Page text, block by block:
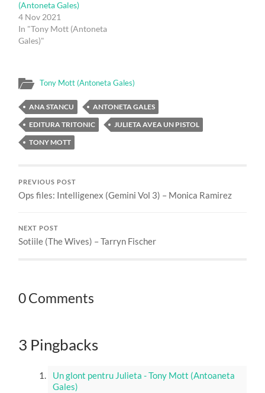
(Antoneta Gales)
4 Nov 2021
In "Tony Mott (Antoneta
Gales)"
Tony Mott (Antoneta Gales)
ANA STANCU
ANTONETA GALES
EDITURA TRITONIC
JULIETA AVEA UN PISTOL
TONY MOTT
PREVIOUS POST
Ops files: Intelligenex (Gemini Vol 3) – Monica Ramirez
NEXT POST
Sotiile (The Wives) – Tarryn Fischer
0 Comments
3 Pingbacks
Un glont pentru Julieta - Tony Mott (Antoaneta
Gales)